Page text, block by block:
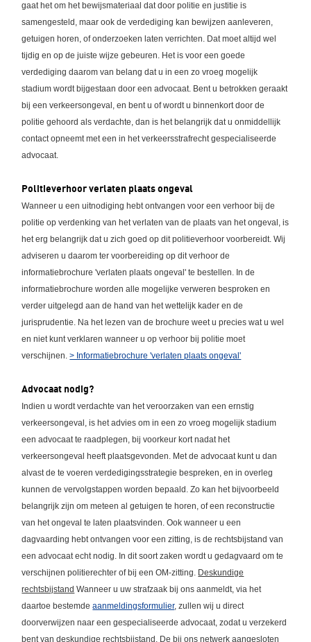
gaat het om het bewijsmateriaal dat door politie en justitie is
samengesteld, maar ook de verdediging kan bewijzen aanleveren,
getuigen horen, of onderzoeken laten verrichten. Dat moet altijd wel
tijdig en op de juiste wijze gebeuren. Het is voor een goede
verdediging daarom van belang dat u in een zo vroeg mogelijk
stadium wordt bijgestaan door een advocaat. Bent u betrokken geraakt
bij een verkeersongeval, en bent u of wordt u binnenkort door de
politie gehoord als verdachte, dan is het belangrijk dat u onmiddellijk
contact opneemt met een in het verkeersstrafrecht gespecialiseerde
advocaat.
Politieverhoor verlaten plaats ongeval
Wanneer u een uitnodiging hebt ontvangen voor een verhoor bij de
politie op verdenking van het verlaten van de plaats van het ongeval, is
het erg belangrijk dat u zich goed op dit politieverhoor voorbereidt. Wij
adviseren u daarom ter voorbereiding op dit verhoor de
informatiebrochure 'verlaten plaats ongeval' te bestellen. In de
informatiebrochure worden alle mogelijke verweren besproken en
verder uitgelegd aan de hand van het wettelijk kader en de
jurisprudentie. Na het lezen van de brochure weet u precies wat u wel
en niet kunt verklaren wanneer u op verhoor bij politie moet
verschijnen.> Informatiebrochure 'verlaten plaats ongeval'
Advocaat nodig?
Indien u wordt verdachte van het veroorzaken van een ernstig
verkeersongeval, is het advies om in een zo vroeg mogelijk stadium
een advocaat te raadplegen, bij voorkeur kort nadat het
verkeersongeval heeft plaatsgevonden. Met de advocaat kunt u dan
alvast de te voeren verdedigingsstrategie bespreken, en in overleg
kunnen de vervolgstappen worden bepaald. Zo kan het bijvoorbeeld
belangrijk zijn om meteen al getuigen te horen, of een reconstructie
van het ongeval te laten plaatsvinden. Ook wanneer u een
dagvaarding hebt ontvangen voor een zitting, is de rechtsbijstand van
een advocaat echt nodig. In dit soort zaken wordt u gedagvaard om te
verschijnen politierechter of bij een OM-zitting. Deskundige
rechtsbijstand Wanneer u uw strafzaak bij ons aanmeldt, via het
daartoe bestemdeaanmeldingsformulier, zullen wij u direct
doorverwijzen naar een gespecialiseerde advocaat, zodat u verzekerd
bent van deskundige rechtsbijstand. De bij ons netwerk aangesloten